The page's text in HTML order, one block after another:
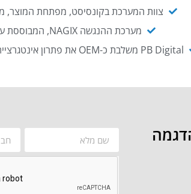
צוות המערכת בקונסיסט, מפתחת המוצר,
מערכת ההנגשה NAGIX, המבוססת על PB Digital, מאפשרת להנגיש מסמכים ארגוניים באופן אוטומטי ויעיל.
PB Digital משלבת כ-OEM את פתרון אינטגרציית ה-API של חברת WSO2 - המאפשר לחבר בקלות בין מערכות ארגוניות